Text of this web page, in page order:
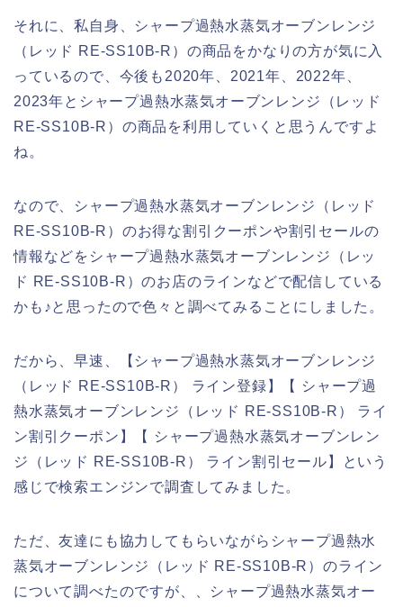
それに、私自身、シャープ過熱水蒸気オーブンレンジ
（レッド RE-SS10B-R）の商品をかなりの方が気に入
っているので、今後も2020年、2021年、2022年、
2023年とシャープ過熱水蒸気オーブンレンジ（レッド
RE-SS10B-R）の商品を利用していくと思うんですよ
ね。
なので、シャープ過熱水蒸気オーブンレンジ（レッド
RE-SS10B-R）のお得な割引クーポンや割引セールの
情報などをシャープ過熱水蒸気オーブンレンジ（レッ
ド RE-SS10B-R）のお店のラインなどで配信している
かも♪と思ったので色々と調べてみることにしました。
だから、早速、【シャープ過熱水蒸気オーブンレンジ
（レッド RE-SS10B-R） ライン登録】【 シャープ過
熱水蒸気オーブンレンジ（レッド RE-SS10B-R） ライ
ン割引クーポン】【 シャープ過熱水蒸気オーブンレン
ジ（レッド RE-SS10B-R） ライン割引セール】という
感じで検索エンジンで調査してみました。
ただ、友達にも協力してもらいながらシャープ過熱水
蒸気オーブンレンジ（レッド RE-SS10B-R）のライン
について調べたのですが、、シャープ過熱水蒸気オー